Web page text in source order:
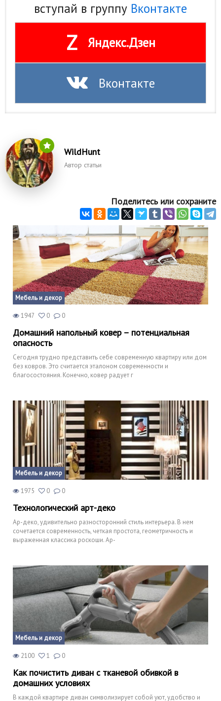
вступай в группу Вконтакте
Z Яндекс.Дзен
Вконтакте
WildHunt
Автор статьи
Поделитесь или сохраните
Мебель и декор
1947 0 0
Домашний напольный ковер – потенциальная
опасность
Сегодня трудно представить себе современную квартиру или дом
без ковров. Это считается эталоном современности и
благосостояния. Конечно, ковер радует г
Мебель и декор
1975 0 0
Технологический арт-деко
Ар-деко, удивительно разносторонний стиль интерьера. В нем
сочетается современность, четкая простота, геометричность и
выраженная классика роскоши. Ар-
Мебель и декор
2100 1 0
Как почистить диван с тканевой обивкой в
домашних условиях
В каждой квартире диван символизирует собой уют, удобство и